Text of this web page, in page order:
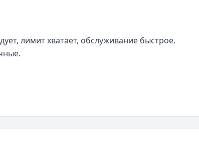
лимит хватает, обслуживание быстрое.